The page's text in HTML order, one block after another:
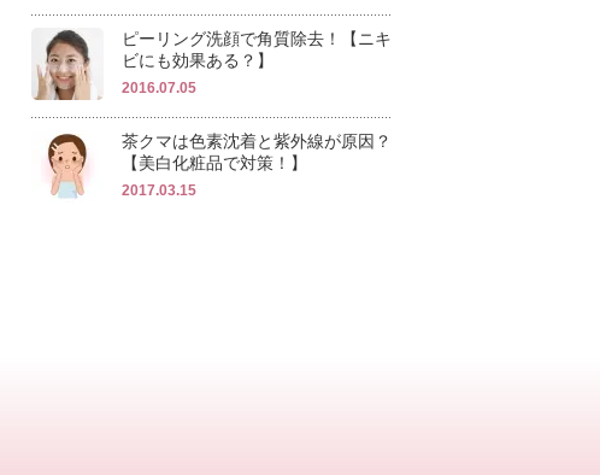
ピーリング洗顔で角質除去！【ニキ
ビにも効果ある？】
2016.07.05
茶クマは色素沈着と紫外線が原因？
【美白化粧品で対策！】
2017.03.15